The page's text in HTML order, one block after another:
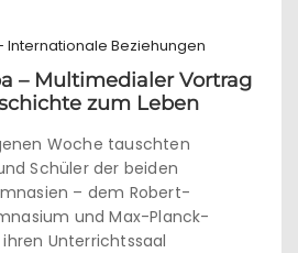
Internationale Beziehungen
– Multimedialer Vortrag
zum Leben
Woche tauschten
Schüler der beiden
– dem Robert-
und Max-Planck-
Unterrichtssaal